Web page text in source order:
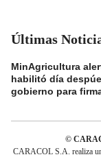
Últimas
MinAgricultura
habilitó día
gobierno para
©
CARACOL S.A. realiza